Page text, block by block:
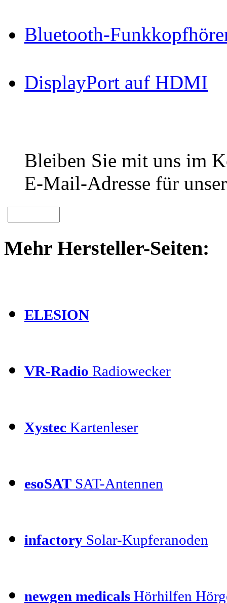
Bluetooth-
DisplayPort auf HDMI
Bleiben Sie mit uns im
E-Mail-Adresse für
Mehr Hersteller-Seiten:
ELESION
VR-Radio Radiowecker
Xystec Kartenleser
esoSAT SAT-Antennen
infactory Solar-Kupferanoden
newgen medicals Hörhilfen